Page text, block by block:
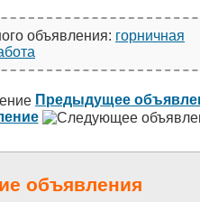
объявления: горничная
Предыдущее
объявления